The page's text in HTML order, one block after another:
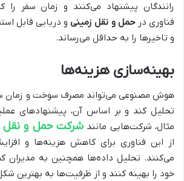
رانندگان پیشنهاد می‌کنند و زمان سفر
فناوری درحمل و نقل زمینیو دریایی قابل
و تاخیرها را به حداقل می‌رساند.
بهینه‌سازی هزینه‌ها
هوش مصنوعی می‌تواند مصرف سوخت و زمان
تحلیل کند و بر اساس آن، پیشنهادهای
مثال، شرکت‌هایی مانندشرکت حمل و نقل
از این فناوری برای کاهش هزینه‌ها و
می‌کنند. تحلیل داده‌ها همچنین به مدیران
خود را بهینه کنند و از ظرفیت‌ها به بهترین